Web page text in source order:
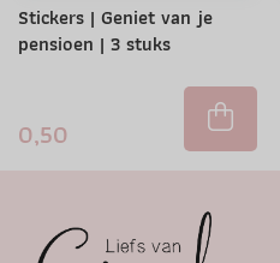
Stickers | Geniet van je
pensioen | 3 stuks
0,50